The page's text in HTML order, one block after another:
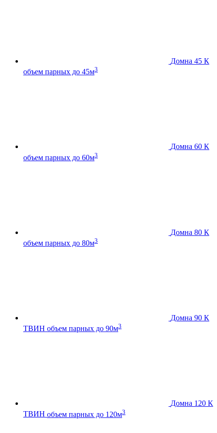
Домна 45 К
объем парных до 45м3
Домна 60 К
объем парных до 60м3
Домна 80 К
объем парных до 80м3
Домна 90 К
ТВИН объем парных до 90м3
Домна 120 К
ТВИН объем парных до 120м3